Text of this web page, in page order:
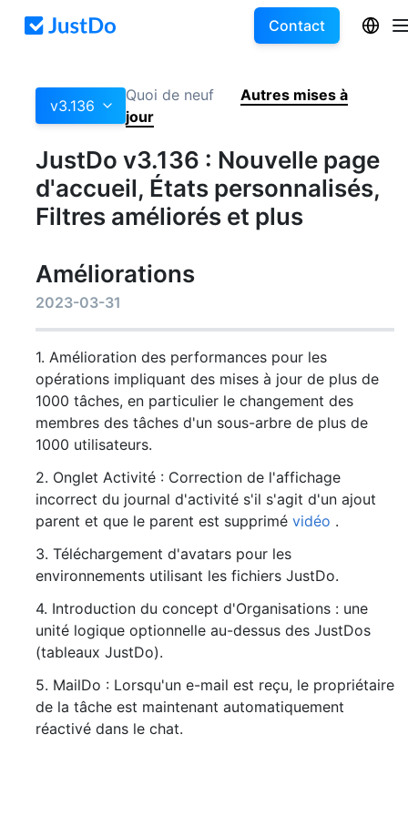
Contact
v3.136
Quoi de neuf
Autres mises à
jour
JustDo v3.136 : Nouvelle page
d'accueil, États personnalisés,
Filtres améliorés et plus
Améliorations
2023-03-31
1. Amélioration des performances pour les
opérations impliquant des mises à jour de plus de
1000 tâches, en particulier le changement des
membres des tâches d'un sous-arbre de plus de
1000 utilisateurs.
2. Onglet Activité : Correction de l'affichage
incorrect du journal d'activité s'il s'agit d'un ajout
parent et que le parent est supprimé vidéo .
3. Téléchargement d'avatars pour les
environnements utilisant les fichiers JustDo.
4. Introduction du concept d'Organisations : une
unité logique optionnelle au-dessus des JustDos
(tableaux JustDo).
5. MailDo : Lorsqu'un e-mail est reçu, le propriétaire
de la tâche est maintenant automatiquement
réactivé dans le chat.